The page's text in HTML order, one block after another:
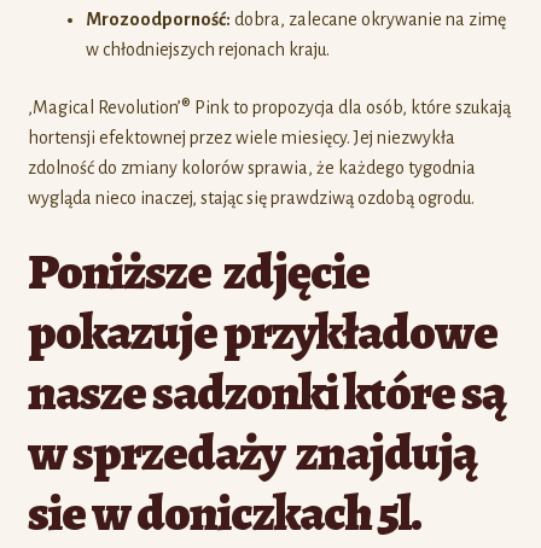
Mrozoodporność: dobra, zalecane okrywanie na zimę
w chłodniejszych rejonach kraju.
‚Magical Revolution’® Pink to propozycja dla osób, które szukają
hortensji efektownej przez wiele miesięcy. Jej niezwykła
zdolność do zmiany kolorów sprawia, że każdego tygodnia
wygląda nieco inaczej, stając się prawdziwą ozdobą ogrodu.
Poniższe zdjęcie
pokazuje przykładowe
nasze sadzonki które są
w sprzedaży znajdują
sie w doniczkach 5l.